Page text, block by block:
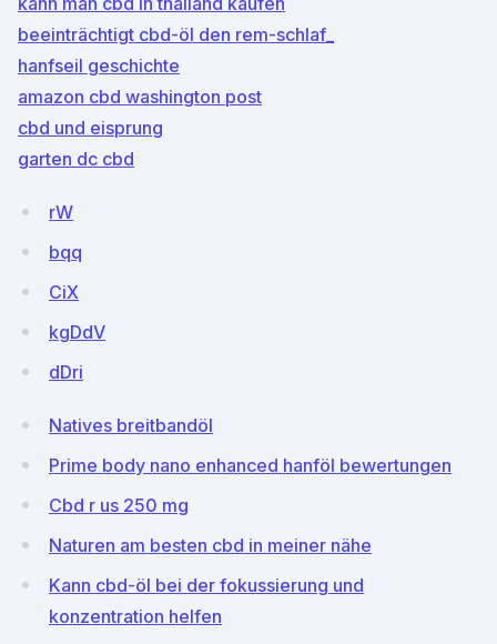
beeinträchtigt cbd-öl den rem-schlaf_
hanfseil geschichte
amazon cbd washington post
cbd und eisprung
garten dc cbd
rW
bqq
CiX
kgDdV
dDri
Natives breitbandöl
Prime body nano enhanced hanföl bewertungen
Cbd r us 250 mg
Naturen am besten cbd in meiner nähe
Kann cbd-öl bei der fokussierung und
konzentration helfen